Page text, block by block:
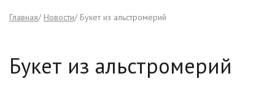
Главная Новости Букет из альстромерий
Букет из альстромерий